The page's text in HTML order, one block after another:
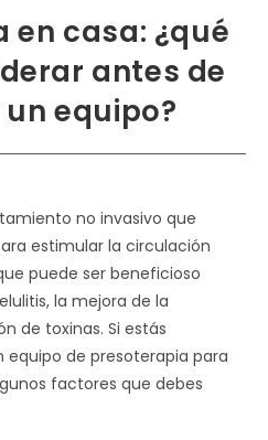
en casa: ¿qué
antes de
equipo?
no invasivo que
estimular la circulación
puede ser beneficioso
la mejora de la
de toxinas. Si estás
de presoterapia para
factores que debes